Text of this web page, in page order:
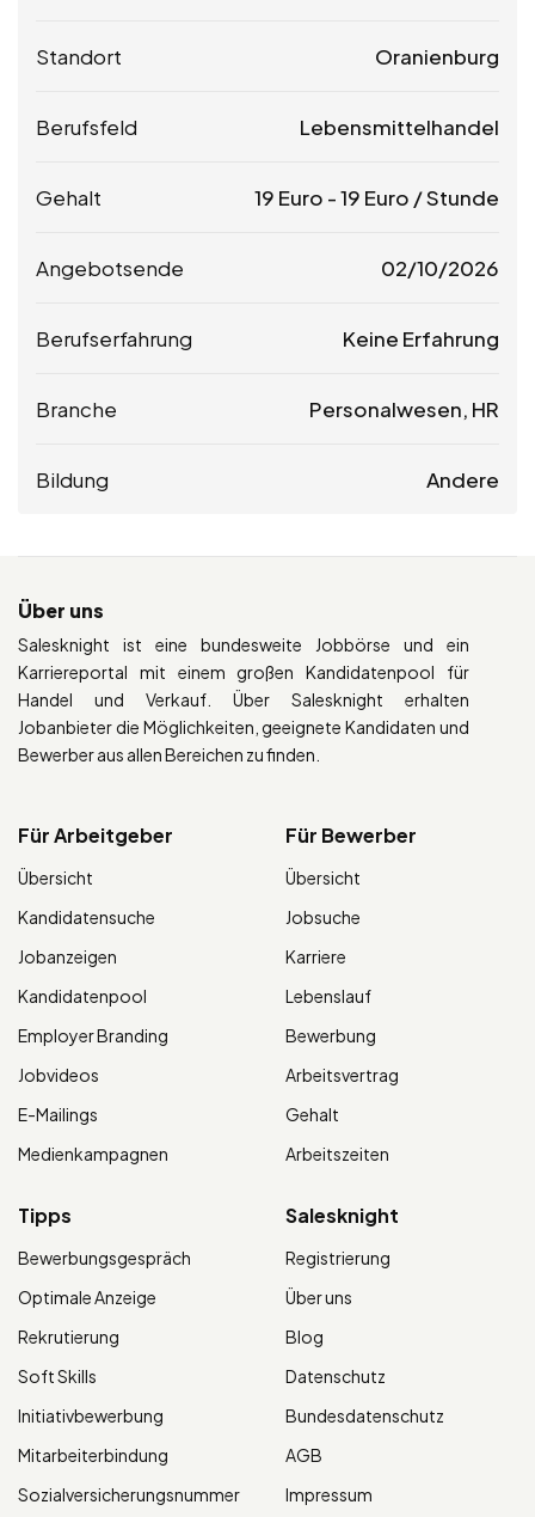
Standort Oranienburg
Berufsfeld Lebensmittelhandel
Gehalt 19 Euro -19 Euro / Stunde
Angebotsende 02/10/2026
Berufserfahrung Keine Erfahrung
Branche Personalwesen, HR
Bildung Andere
Über uns
Salesknight ist eine bundesweite Jobbörse und ein
Karriereportal mit einem großen Kandidatenpool für
Handel und Verkauf. Über Salesknight erhalten
Jobanbieter die Möglichkeiten, geeignete Kandidaten und
Bewerber aus allen Bereichen zu finden.
Für Arbeitgeber
Übersicht
Kandidatensuche
Jobanzeigen
Kandidatenpool
Employer Branding
Jobvideos
E-Mailings
Medienkampagnen
Für Bewerber
Übersicht
Jobsuche
Karriere
Lebenslauf
Bewerbung
Arbeitsvertrag
Gehalt
Arbeitszeiten
Tipps
Bewerbungsgespräch
Optimale Anzeige
Rekrutierung
Soft Skills
Initiativbewerbung
Mitarbeiterbindung
Sozialversicherungsnummer
Salesknight
Registrierung
Über uns
Blog
Datenschutz
Bundesdatenschutz
AGB
Impressum